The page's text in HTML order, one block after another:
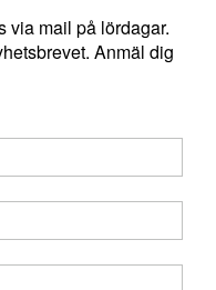
via mail på lördagar.
Anmäl dig